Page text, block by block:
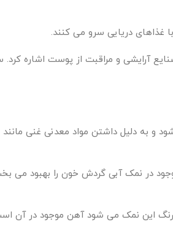
غذاهای دریایی سرو می کنند.
آرایشی و مراقبت از پوست اشاره
به دلیل داشتن مواد معدنی غنی
در نمک آبی گردش خون را بهبود
رنگ این نمک می شود آهن موجود در آن